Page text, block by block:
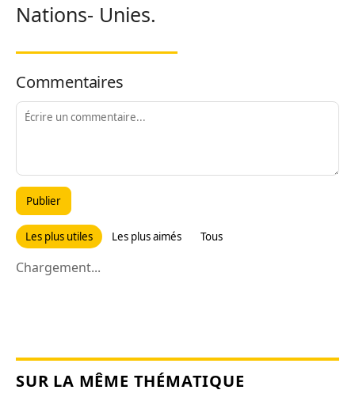
Nations- Unies.
Commentaires
Publier
Les plus utiles Les plus aimés Tous
Chargement...
SUR LA MÊME THÉMATIQUE